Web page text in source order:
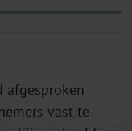
afgesproken
vast te